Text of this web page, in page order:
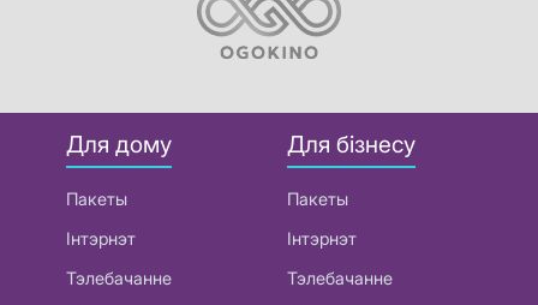
Для дому
Пакеты
Інтэрнэт
Тэлебачанне
Для бізнесу
Пакеты
Інтэрнэт
Тэлебачанне